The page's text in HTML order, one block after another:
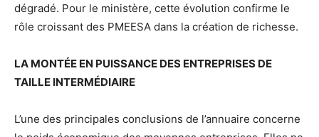
dégradé. Pour le ministère, cette évolution confirme le
rôle croissant des PMEESA dans la création de richesse.
LA MONTÉE EN PUISSANCE DES ENTREPRISES DE
TAILLE INTERMÉDIAIRE
L’une des principales conclusions de l’annuaire concerne